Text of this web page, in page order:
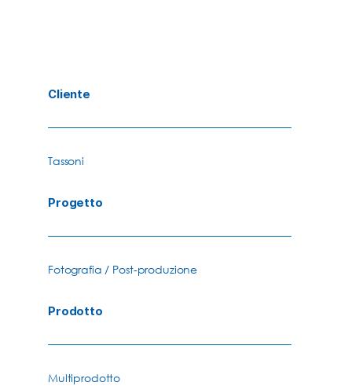
Cliente
Tassoni
Progetto
Fotografia / Post-produzione
Prodotto
Multiprodotto